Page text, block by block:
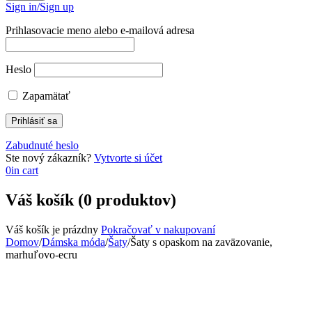
Sign in/Sign up
Prihlasovacie meno alebo e-mailová adresa
Heslo
Zapamätať
Zabudnuté heslo
Ste nový zákazník? Vytvorte si účet
0in cart
Váš košík (0 produktov)
Váš košík je prázdny Pokračovať v nakupovaní
Domov/Dámska móda/Šaty/Šaty s opaskom na zaväzovanie,
marhuľovo-ecru